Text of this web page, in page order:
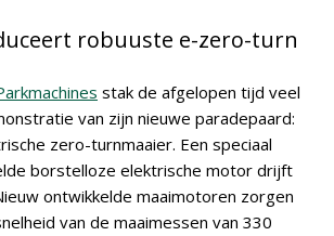
robuuste e-zero-turn
stak de afgelopen tijd veel
van zijn nieuwe paradepaard:
zero-turnmaaier. Een speciaal
borstelloze elektrische motor drijft
ontwikkelde maaimotoren zorgen
van de maaimessen van 330